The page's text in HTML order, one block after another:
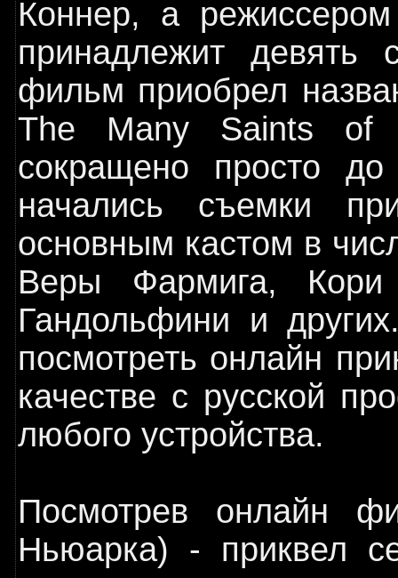
Коннер, а
принадлежит девять
фильм приобрел
The Many Saints of
сокращено просто
начались съемки
основным кастом в
Веры Фармига,
Гандольфини и
посмотреть онлайн
качестве с русской
любого устройства.
Посмотрев онлайн
Ньюарка) - приквел